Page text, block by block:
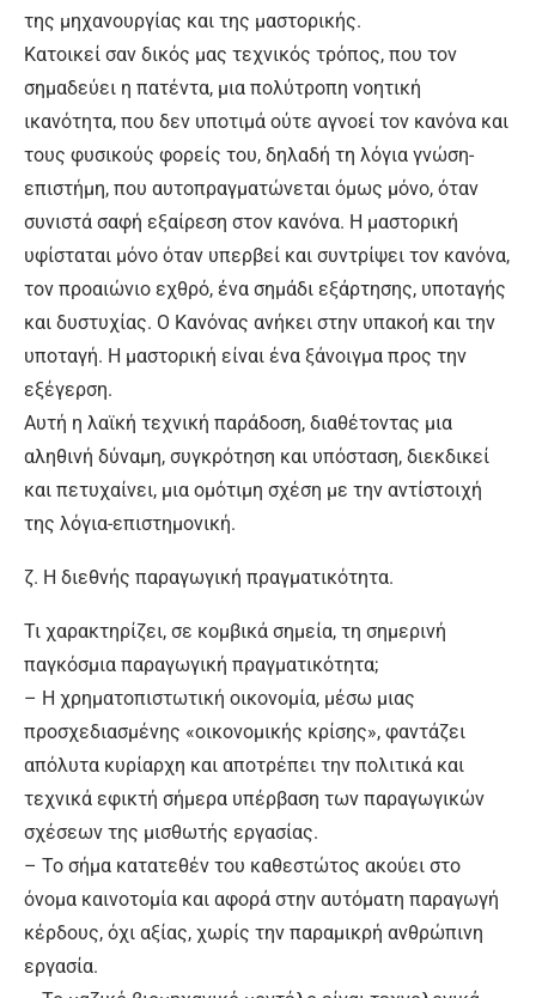
της μηχανουργίας και της μαστορικής.
Κατοικεί σαν δικός μας τεχνικός τρόπος, που τον
σημαδεύει η πατέντα, μια πολύτροπη νοητική
ικανότητα, που δεν υποτιμά ούτε αγνοεί τον κανόνα και
τους φυσικούς φορείς του, δηλαδή τη λόγια γνώση-
επιστήμη, που αυτοπραγματώνεται όμως μόνο, όταν
συνιστά σαφή εξαίρεση στον κανόνα. Η μαστορική
υφίσταται μόνο όταν υπερβεί και συντρίψει τον κανόνα,
τον προαιώνιο εχθρό, ένα σημάδι εξάρτησης, υποταγής
και δυστυχίας. Ο Κανόνας ανήκει στην υπακοή και την
υποταγή. Η μαστορική είναι ένα ξάνοιγμα προς την
εξέγερση.
Αυτή η λαϊκή τεχνική παράδοση, διαθέτοντας μια
αληθινή δύναμη, συγκρότηση και υπόσταση, διεκδικεί
και πετυχαίνει, μια ομότιμη σχέση με την αντίστοιχή
της λόγια-επιστημονική.
ζ. Η διεθνής παραγωγική πραγματικότητα.
Τι χαρακτηρίζει, σε κομβικά σημεία, τη σημερινή
παγκόσμια παραγωγική πραγματικότητα;
– Η χρηματοπιστωτική οικονομία, μέσω μιας
προσχεδιασμένης «οικονομικής κρίσης», φαντάζει
απόλυτα κυρίαρχη και αποτρέπει την πολιτικά και
τεχνικά εφικτή σήμερα υπέρβαση των παραγωγικών
σχέσεων της μισθωτής εργασίας.
– Το σήμα κατατεθέν του καθεστώτος ακούει στο
όνομα καινοτομία και αφορά στην αυτόματη παραγωγή
κέρδους, όχι αξίας, χωρίς την παραμικρή ανθρώπινη
εργασία.